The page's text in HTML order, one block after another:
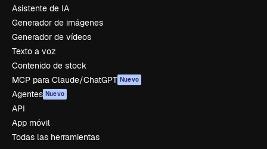
Asistente de IA
Generador de imágenes
Generador de vídeos
Texto a voz
Contenido de stock
MCP para Claude/ChatGPT Nuevo
Agentes Nuevo
API
App móvil
Todas las herramientas